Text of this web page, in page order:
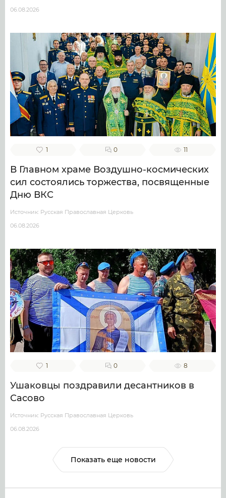
06.08.2026
1 0 11
В Главном храме Воздушно-космических
сил состоялись торжества, посвященные
Дню ВКС
Источник: Русская Православная Церковь
06.08.2026
1 0 8
Ушаковцы поздравили десантников в
Сасово
Источник: Русская Православная Церковь
06.08.2026
Показать еще новости